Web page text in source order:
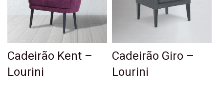
Cadeirão Kent –
Lourini
Cadeirão Giro –
Lourini